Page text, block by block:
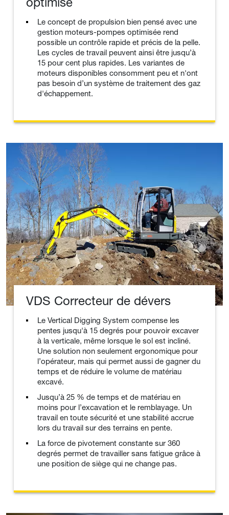
Le concept de propulsion bien pensé avec une
gestion moteurs-pompes optimisée rend
possible un contrôle rapide et précis de la pelle.
Les cycles de travail peuvent ainsi être jusqu’à
15 pour cent plus rapides. Les variantes de
moteurs disponibles consomment peu et n'ont
pas besoin d’un système de traitement des gaz
d'échappement.
VDS Correcteur de dévers
Le Vertical Digging System compense les
pentes jusqu'à 15 degrés pour pouvoir excaver
à la verticale, même lorsque le sol est incliné.
Une solution non seulement ergonomique pour
l’opérateur, mais qui permet aussi de gagner du
temps et de réduire le volume de matériau
excavé.
Jusqu’à 25 % de temps et de matériau en
moins pour l’excavation et le remblayage. Un
travail en toute sécurité et une stabilité accrue
lors du travail sur des terrains en pente.
La force de pivotement constante sur 360
degrés permet de travailler sans fatigue grâce à
une position de siège qui ne change pas.